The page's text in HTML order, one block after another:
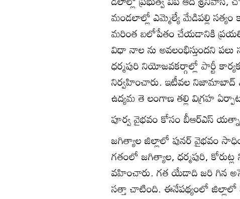
మండలాల్లో ఎమ్మెల్యే మేడిపల్లి సత్యం
మరింత బలోపేతం చేయడానికి
విధా నాల ను అవలంభిస్తుందని
ధర్మపురి నియోజవకర్గాల్లో పార్టీ
నిర్వహించారు. ఇటీవల నిజామాబాద్‌
ఉద్యమ తె లంగాణ తల్లి విగ్రహ
పూర్వ వైభవం కోసం బీఆర్‌ఎస్‌
జగిత్యాల జిల్లాలో పునర్‌ వైభవం
గతంలో జగిత్యాల, ధర్మపురి,
వహించారు. గత యేడాది జరి గిన
సత్తా చాటింది. ఈనేపథ్యంలో జిల్లాలో